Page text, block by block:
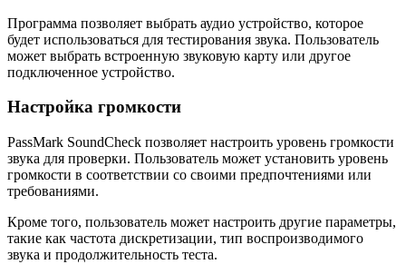
Программа позволяет выбрать аудио устройство, которое
будет использоваться для тестирования звука. Пользователь
может выбрать встроенную звуковую карту или другое
подключенное устройство.
Настройка громкости
PassMark SoundCheck позволяет настроить уровень громкости
звука для проверки. Пользователь может установить уровень
громкости в соответствии со своими предпочтениями или
требованиями.
Кроме того, пользователь может настроить другие параметры,
такие как частота дискретизации, тип воспроизводимого
звука и продолжительность теста.